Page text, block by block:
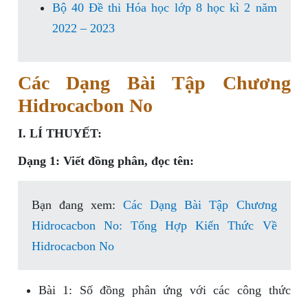
Bộ 40 Đề thi Hóa học lớp 8 học kì 2 năm
2022 – 2023
Các Dạng Bài Tập Chương
Hidrocacbon No
I. LÍ THUYẾT:
Dạng 1: Viết đồng phân, đọc tên:
Bạn đang xem: Các Dạng Bài Tập Chương
Hidrocacbon No: Tổng Hợp Kiến Thức Về
Hidrocacbon No
Bài 1: Số đồng phân ứng với các công thức